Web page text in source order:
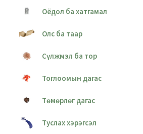
Оёдол ба хатгамал
Олс ба таар
Сүлжмэл ба тор
Тоглоомын дагас
Төмөрлөг дагас
Туслах хэрэгсэл